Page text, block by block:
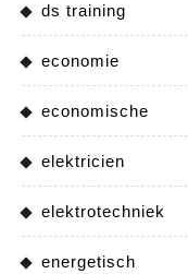
ds training
economie
economische
elektricien
elektrotechniek
energetisch